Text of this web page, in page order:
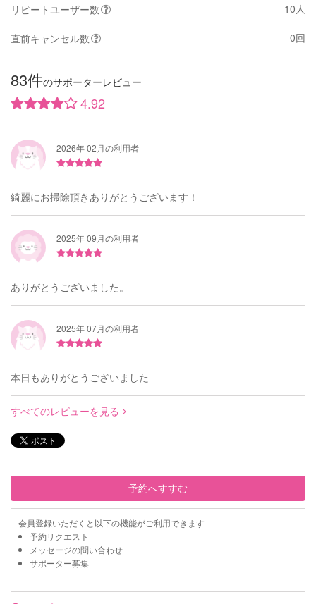
リピートユーザー数 10人
直前キャンセル数 0回
83件のサポーターレビュー
4.92
2026年 02月の利用者
綺麗にお掃除頂きありがとうございます！
2025年 09月の利用者
ありがとうございました。
2025年 07月の利用者
本日もありがとうございました
すべてのレビューを見る
予約へすすむ
会員登録いただくと以下の機能がご利用できます
予約リクエスト
メッセージの問い合わせ
サポーター募集